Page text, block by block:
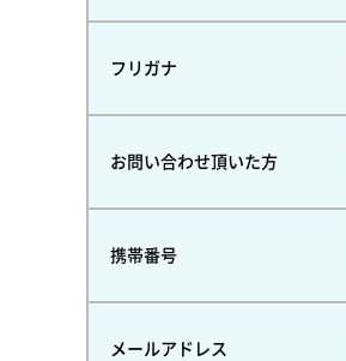
フリガナ
お問い合わせ頂いた方
携帯番号
メールアドレス